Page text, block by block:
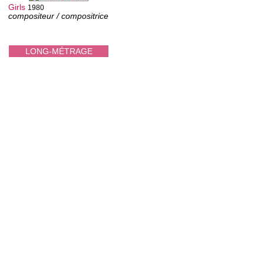
LONG-MÉTRAGE
Girls 1980
compositeur / compositrice